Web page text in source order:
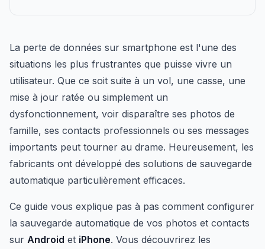
La perte de données sur smartphone est l'une des
situations les plus frustrantes que puisse vivre un
utilisateur. Que ce soit suite à un vol, une casse, une
mise à jour ratée ou simplement un
dysfonctionnement, voir disparaître ses photos de
famille, ses contacts professionnels ou ses messages
importants peut tourner au drame. Heureusement, les
fabricants ont développé des solutions de sauvegarde
automatique particulièrement efficaces.
Ce guide vous explique pas à pas comment configurer
la sauvegarde automatique de vos photos et contacts
sur Android et iPhone. Vous découvrirez les